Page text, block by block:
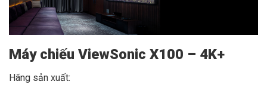
Máy chiếu ViewSonic X100 – 4K+
Hãng sản xuất: